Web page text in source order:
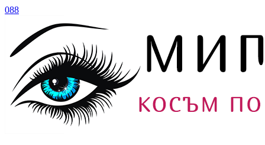
088